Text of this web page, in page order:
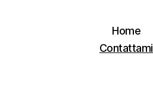
Home
Contattami